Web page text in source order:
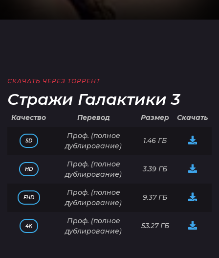
СКАЧАТЬ ЧЕРЕЗ ТОРРЕНТ
Стражи Галактики 3
Качество Перевод Размер Скачать
SD
Проф. (полное
дублирование)
1.46 ГБ
HD
Проф. (полное
дублирование)
3.39 ГБ
FHD
Проф. (полное
дублирование)
9.37 ГБ
4K
Проф. (полное
дублирование)
53.27 ГБ